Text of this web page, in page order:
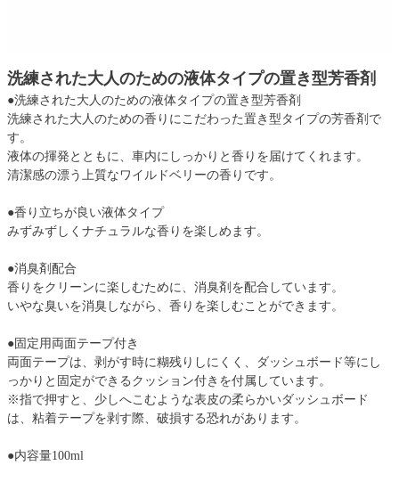
洗練された大人のための液体タイプの置き型芳香剤
●洗練された大人のための液体タイプの置き型芳香剤
洗練された大人のための香りにこだわった置き型タイプの芳香剤で
す。
液体の揮発とともに、車内にしっかりと香りを届けてくれます。
清潔感の漂う上質なワイルドベリーの香りです。
●香り立ちが良い液体タイプ
みずみずしくナチュラルな香りを楽しめます。
●消臭剤配合
香りをクリーンに楽しむために、消臭剤を配合しています。
いやな臭いを消臭しながら、香りを楽しむことができます。
●固定用両面テープ付き
両面テープは、剥がす時に糊残りしにくく、ダッシュボード等にし
っかりと固定ができるクッション付きを付属しています。
※指で押すと、少しへこむような表皮の柔らかいダッシュボード
は、粘着テープを剥す際、破損する恐れがあります。
●内容量100ml